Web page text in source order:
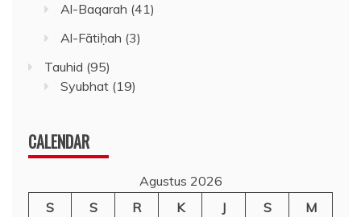
Al-Baqarah (41)
Al-Fātiḥah (3)
Tauhid (95)
Syubhat (19)
CALENDAR
Agustus 2026
S
S R K J S
M